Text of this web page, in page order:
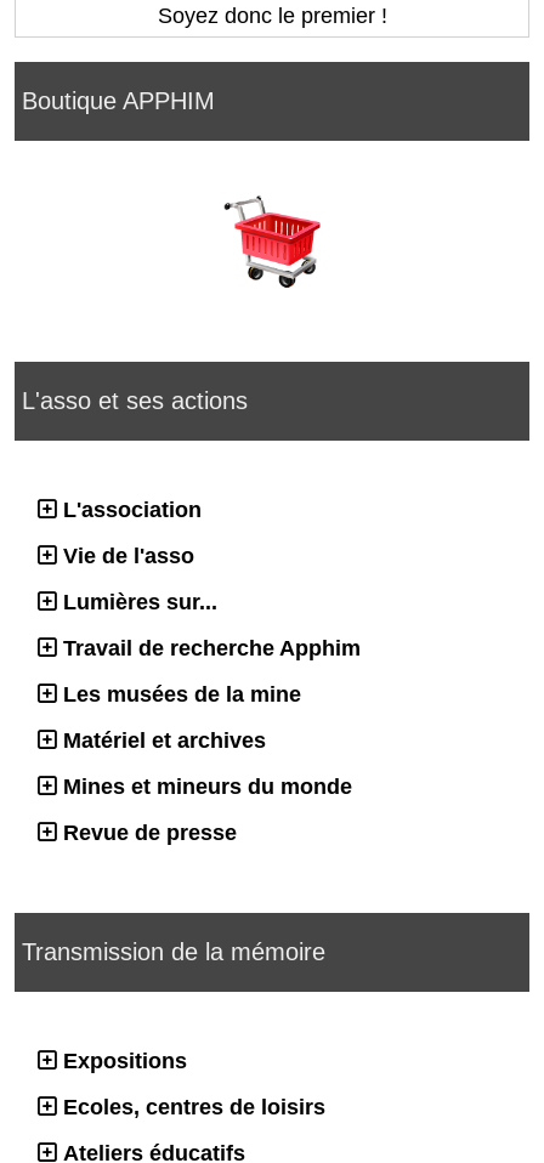
Boutique APPHIM
L'asso et ses actions
L'association
Vie de l'asso
Lumières sur...
Travail de recherche Apphim
Les musées de la mine
Matériel et archives
Mines et mineurs du monde
Revue de presse
Transmission de la mémoire
Expositions
Ecoles, centres de loisirs
Ateliers éducatifs
Soyez donc le premier !